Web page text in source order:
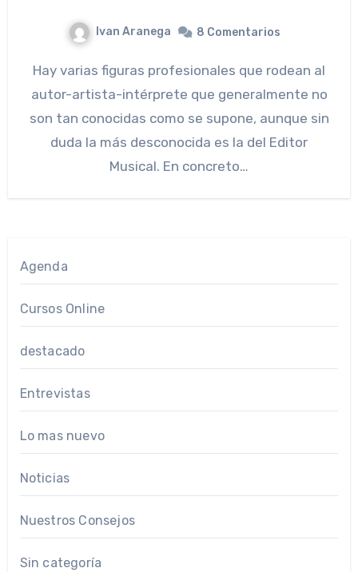
Ivan Aranega 8 Comentarios
Hay varias figuras profesionales que rodean al
autor-artista-intérprete que generalmente no
son tan conocidas como se supone, aunque sin
duda la más desconocida es la del Editor
Musical. En concreto…
Agenda
Cursos Online
destacado
Entrevistas
Lo mas nuevo
Noticias
Nuestros Consejos
Sin categoría